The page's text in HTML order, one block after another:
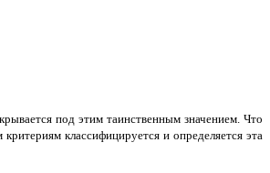
под этим таинственным значением. Что
классифицируется и определяется эта